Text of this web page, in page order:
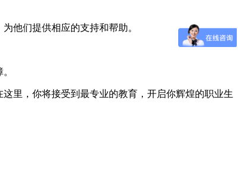
他们提供相应的支持和帮助。
里，你将接受到最专业的教育，开启你辉煌的职业生